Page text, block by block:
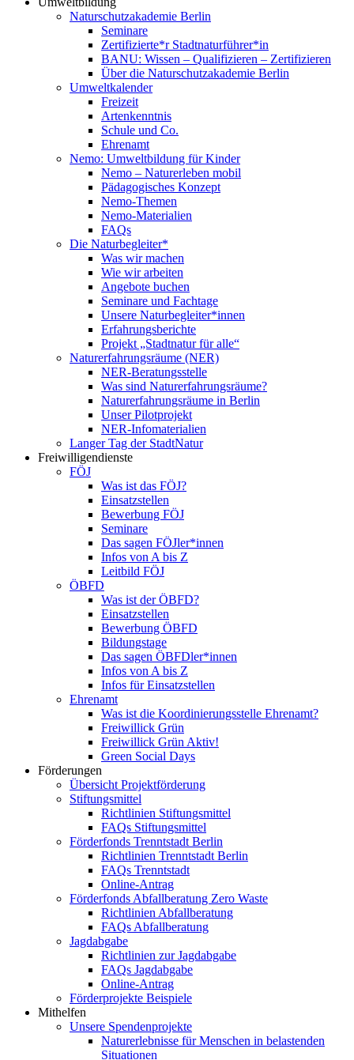
Naturschutzakademie Berlin
Seminare
Zertifizierte*r Stadtnaturführer*in
BANU: Wissen – Qualifizieren – Zertifizieren
Über die Naturschutzakademie Berlin
Umweltkalender
Freizeit
Artenkenntnis
Schule und Co.
Ehrenamt
Nemo: Umweltbildung für Kinder
Nemo – Naturerleben mobil
Pädagogisches Konzept
Nemo-Themen
Nemo-Materialien
FAQs
Die Naturbegleiter*
Was wir machen
Wie wir arbeiten
Angebote buchen
Seminare und Fachtage
Unsere Naturbegleiter*innen
Erfahrungsberichte
Projekt „Stadtnatur für alle“
Naturerfahrungsräume (NER)
NER-Beratungsstelle
Was sind Naturerfahrungsräume?
Naturerfahrungsräume in Berlin
Unser Pilotprojekt
NER-Infomaterialien
Langer Tag der StadtNatur
Freiwilligendienste
FÖJ
Was ist das FÖJ?
Einsatzstellen
Bewerbung FÖJ
Seminare
Das sagen FÖJler*innen
Infos von A bis Z
Leitbild FÖJ
ÖBFD
Was ist der ÖBFD?
Einsatzstellen
Bewerbung ÖBFD
Bildungstage
Das sagen ÖBFDler*innen
Infos von A bis Z
Infos für Einsatzstellen
Ehrenamt
Was ist die Koordinierungsstelle Ehrenamt?
Freiwillick Grün
Freiwillick Grün Aktiv!
Green Social Days
Förderungen
Übersicht Projektförderung
Stiftungsmittel
Richtlinien Stiftungsmittel
FAQs Stiftungsmittel
Förderfonds Trenntstadt Berlin
Richtlinien Trenntstadt Berlin
FAQs Trenntstadt
Online-Antrag
Förderfonds Abfallberatung Zero Waste
Richtlinien Abfallberatung
FAQs Abfallberatung
Jagdabgabe
Richtlinien zur Jagdabgabe
FAQs Jagdabgabe
Online-Antrag
Förderprojekte Beispiele
Mithelfen
Unsere Spendenprojekte
Naturerlebnisse für Menschen in belastenden
Situationen